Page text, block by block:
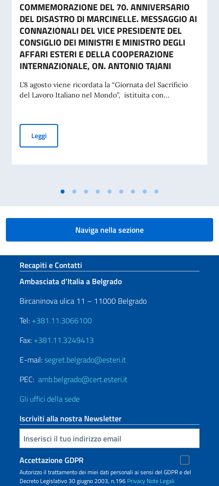
COMMEMORAZIONE DEL 70. ANNIVERSARIO
DEL DISASTRO DI MARCINELLE. MESSAGGIO AI
CONNAZIONALI DEL VICE PRESIDENTE DEL
CONSIGLIO DEI MINISTRI E MINISTRO DEGLI
AFFARI ESTERI E DELLA COOPERAZIONE
INTERNAZIONALE, ON. ANTONIO TAJANI
L’8 agosto viene ricordata la “Giornata del Sacrificio
del Lavoro Italiano nel Mondo”, istituita con...
LeggiCOMMEMORAZIONE DEL 70. ANNIVERSARIO DEL
Naviga nella sezione
Sezione footer
Recapiti e Contatti
Ambasciata d’Italia a Belgrado
Bircaninova ulica 11 – 11000 Belgrado
Tel: +381.11.3066100
Fax: +381.11.3249413
E-mail:segret.belgrado@esteri.it
PEC: amb.belgrado@cert.esteri.it
Gli uffici della sede
Iscriviti alla nostra Newsletter
Inserisci la tua email
Accettazione GDPR
Autorizzo il trattamento dei miei dati personali ai sensi del GDPR e del
Decreto Legislativo 30 giugno 2003, n.196 Privacy Note Legali